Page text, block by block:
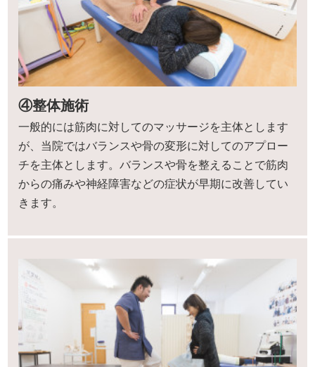
④整体施術
一般的には筋肉に対してのマッサージを主体とします
が、当院ではバランスや骨の変形に対してのアプロー
チを主体とします。バランスや骨を整えることで筋肉
からの痛みや神経障害などの症状が早期に改善してい
きます。